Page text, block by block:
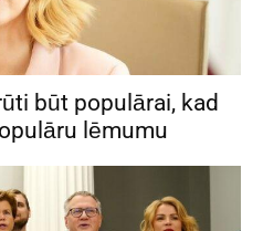
būt populārai, kad
lēmumu